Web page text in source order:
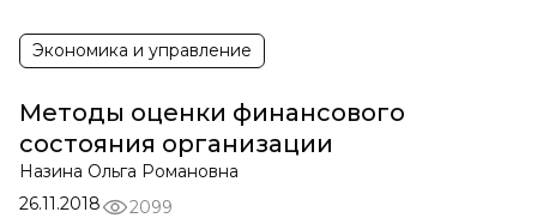
Экономика и управление
Методы оценки финансового
состояния организации
Назина Ольга Романовна
26.11.2018
2099